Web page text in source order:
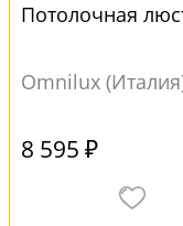
Потолочная
Omnilux
8 595 ₽